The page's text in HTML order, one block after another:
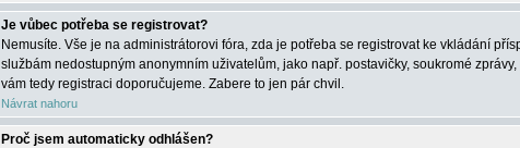
Je vůbec potřeba se registrovat?
Nemusíte. Vše je na administrátorovi fóra, zda je potřeba se registrovat ke vkládání
službám nedostupným anonymním uživatelům, jako např. postavičky, soukromé
vám tedy registraci doporučujeme. Zabere to jen pár chvil.
Návrat nahoru
Proč jsem automaticky odhlášen?